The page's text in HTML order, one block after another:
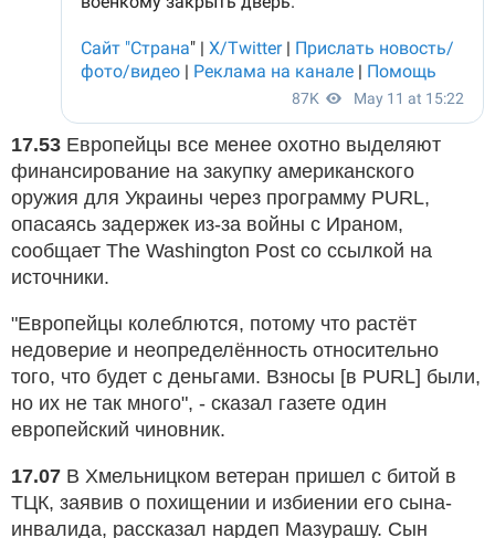
17.53 Европейцы все менее охотно выделяют
финансирование на закупку американского
оружия для Украины через программу PURL,
опасаясь задержек из-за войны с Ираном,
сообщает The Washington Post со ссылкой на
источники.
"Европейцы колеблются, потому что растёт
недоверие и неопределённость относительно
того, что будет с деньгами. Взносы [в PURL] были,
но их не так много", - сказал газете один
европейский чиновник.
17.07 В Хмельницком ветеран пришел с битой в
ТЦК, заявив о похищении и избиении его сына-
инвалида, рассказал нардеп Мазурашу. Сын